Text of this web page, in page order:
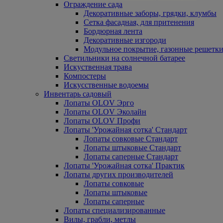
Ограждение сада
Декоративные заборы, грядки, клумбы
Сетка фасадная, для притенения
Бордюрная лента
Декоративные изгороди
Модульное покрытие, газонные
Светильники на солнечной батарее
Искуственная трава
Компостеры
Искусственные водоемы
Инвентарь садовый
Лопаты OLOV Эрго
Лопаты OLOV Эколайн
Лопаты OLOV Профи
Лопаты 'Урожайная сотка' Стандарт
Лопаты совковые Стандарт
Лопаты штыковые Стандарт
Лопаты саперные Стандарт
Лопаты 'Урожайная сотка' Практик
Лопаты других производителей
Лопаты совковые
Лопаты штыковые
Лопаты саперные
Лопаты специализированные
Вилы, грабли, метлы